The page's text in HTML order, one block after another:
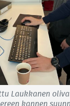
Laukkanen
kannen